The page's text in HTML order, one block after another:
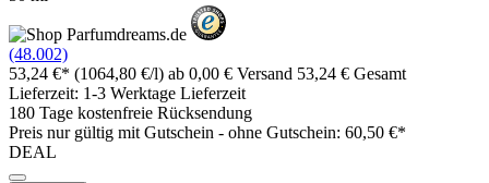
(48.002)
53,24 €* (1064,80 €/l) ab 0,00 € Versand 53,24 € Gesamt
Lieferzeit: 1-3 Werktage Lieferzeit
180 Tage kostenfreie Rücksendung
Preis nur gültig mit Gutschein - ohne Gutschein: 60,50 €*
DEAL